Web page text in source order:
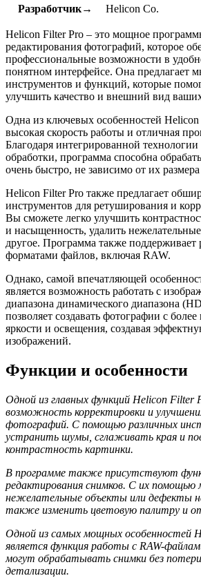
Разработчик→
Helicon Co.
Helicon Filter Pro – это мощное
редактирования фотографий, которое
профессиональные возможности в
понятном интерфейсе. Она предлагает
инструментов и функций, которые
улучшить качество и внешний вид
Одна из ключевых особенностей Helicon
высокая скорость работы и отличная
Благодаря интегрированной
обработки, программа способна
очень быстро, не зависимо от их
Helicon Filter Pro также предлагает
инструментов для ретуширования и
Вы сможете легко улучшить
и насыщенность, удалить
другое. Программа также поддерживает
форматами файлов, включая RAW.
Однако, самой впечатляющей
является возможность работать с
диапазона динамического диапазона
позволяет создавать фотографии с
яркости и освещения, создавая
изображений.
Функции и особенности
Одной из главных функций Helicon Filter
возможность корректировки и
фотографий. С помощью различных
устранить шумы, сглаживать края и
контрастность картинки.
В программе также присутствуют
редактирования снимков. С их
нежелательные объекты или дефекты
также изменить цветовую палитру и
Одной из самых мощных особенностей
является функция работы с RAW-
могут обрабатывать снимки без
детализации.